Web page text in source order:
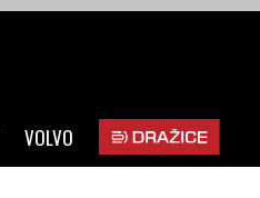
VOLVO